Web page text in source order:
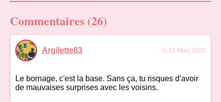
Commentaires (26)
Argilette83 le 31 Mars 2025
Le bornage, c'est la base. Sans ça, tu risques d'avoir
de mauvaises surprises avec les voisins.